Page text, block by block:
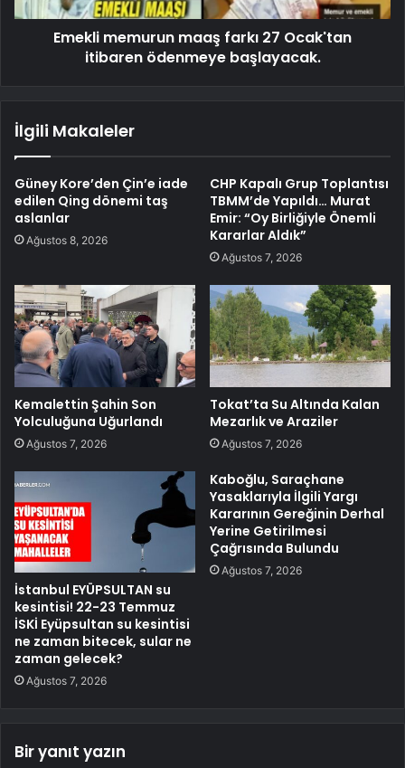
Emekli memurun maaş farkı 27 Ocak'tan
itibaren ödenmeye başlayacak.
İlgili Makaleler
Güney Kore’den Çin’e iade
edilen Qing dönemi taş
aslanlar
Ağustos 8, 2026
CHP Kapalı Grup Toplantısı
TBMM’de Yapıldı… Murat
Emir: “Oy Birliğiyle Önemli
Kararlar Aldık”
Ağustos 7, 2026
Kemalettin Şahin Son
Yolculuğuna Uğurlandı
Ağustos 7, 2026
Tokat’ta Su Altında Kalan
Mezarlık ve Araziler
Ağustos 7, 2026
İstanbul EYÜPSULTAN su
kesintisi! 22-23 Temmuz
İSKİ Eyüpsultan su kesintisi
ne zaman bitecek, sular ne
zaman gelecek?
Ağustos 7, 2026
Kaboğlu, Saraçhane
Yasaklarıyla İlgili Yargı
Kararının Gereğinin Derhal
Yerine Getirilmesi
Çağrısında Bulundu
Ağustos 7, 2026
Bir yanıt yazın